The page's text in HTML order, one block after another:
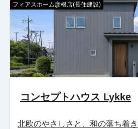
コンセプトハウス Lykke
フィアスホーム彦根店(長住建設)
北欧のやさしさと、和の落ち着